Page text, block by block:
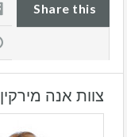
Share this
צוות אנה מירקין